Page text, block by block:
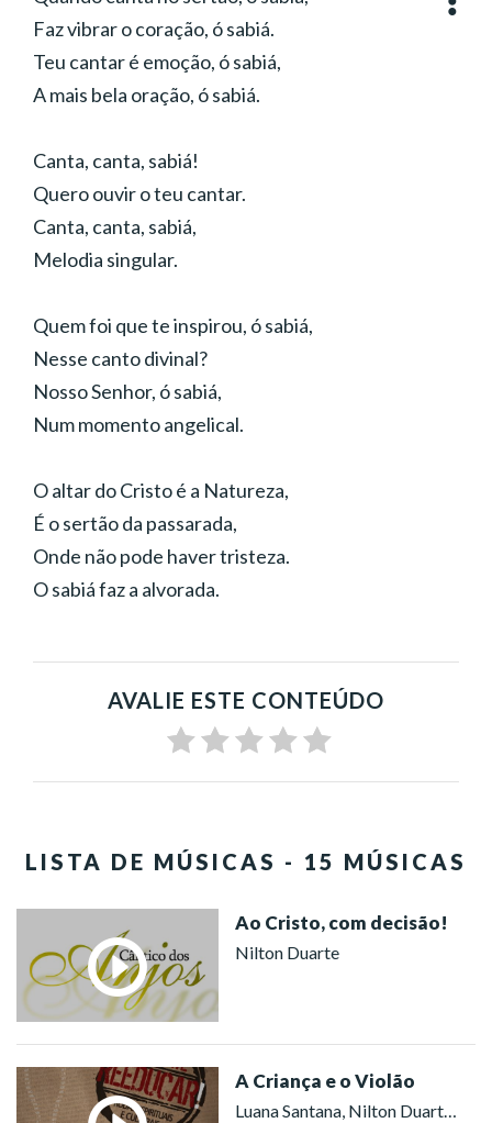
Faz vibrar o coração, ó sabiá.
Teu cantar é emoção, ó sabiá,
A mais bela oração, ó sabiá.
Canta, canta, sabiá!
Quero ouvir o teu cantar.
Canta, canta, sabiá,
Melodia singular.
Quem foi que te inspirou, ó sabiá,
Nesse canto divinal?
Nosso Senhor, ó sabiá,
Num momento angelical.
O altar do Cristo é a Natureza,
É o sertão da passarada,
Onde não pode haver tristeza.
O sabiá faz a alvorada.
AVALIE ESTE CONTEÚDO
LISTA DE MÚSICAS - 15 MÚSICAS
Ao Cristo, com decisão!
Nilton Duarte
A Criança e o Violão
Luana Santana, Nilton Duarte, Coral Ecumênico Infantojuvenil Boa Vontade (São Paulo)